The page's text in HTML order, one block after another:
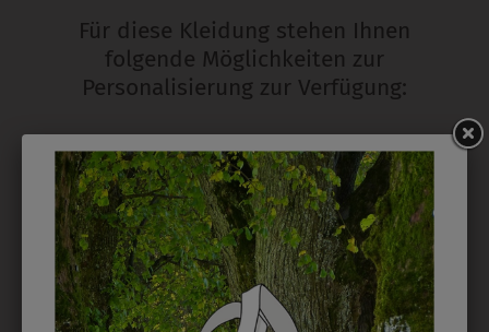
Für diese Kleidung stehen Ihnen
folgende Möglichkeiten zur
Personalisierung zur Verfügung:
STICK
Ab 1 Stück möglich in vielen Farben. 5mm ist
Mindesthöhe bei einem Schriftzug. Für Logos und
Namen optimal. Waschbar bis zu 95°C.